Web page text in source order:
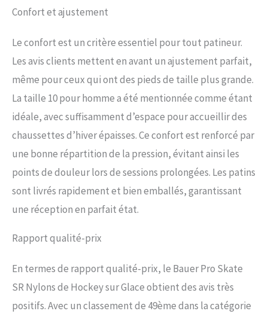
Confort et ajustement
Le confort est un critère essentiel pour tout patineur.
Les avis clients mettent en avant un ajustement parfait,
même pour ceux qui ont des pieds de taille plus grande.
La taille 10 pour homme a été mentionnée comme étant
idéale, avec suffisamment d’espace pour accueillir des
chaussettes d’hiver épaisses. Ce confort est renforcé par
une bonne répartition de la pression, évitant ainsi les
points de douleur lors de sessions prolongées. Les patins
sont livrés rapidement et bien emballés, garantissant
une réception en parfait état.
Rapport qualité-prix
En termes de rapport qualité-prix, le Bauer Pro Skate
SR Nylons de Hockey sur Glace obtient des avis très
positifs. Avec un classement de 49ème dans la catégorie